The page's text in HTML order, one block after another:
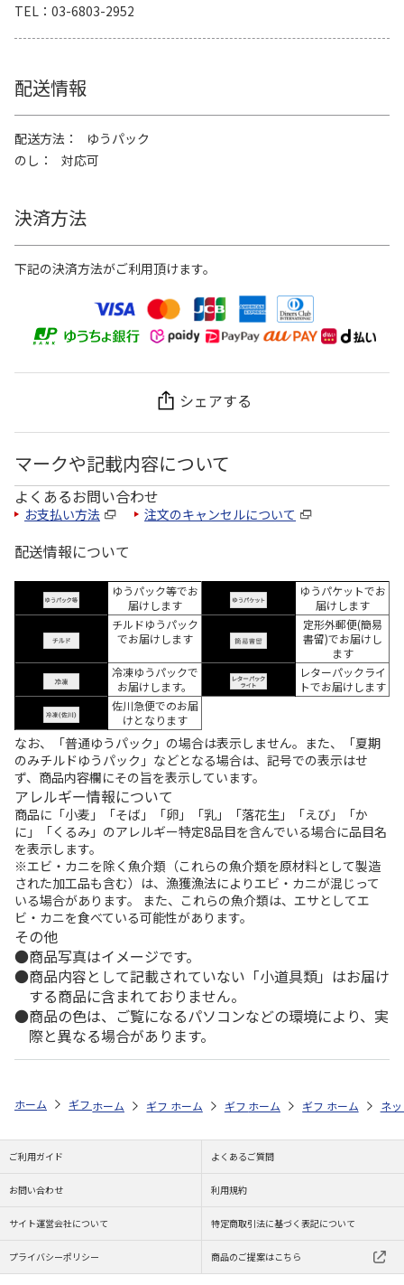
TEL
03-6803-2952
配送情報
配送方法
ゆうパック
のし
対応可
決済方法
下記の決済方法がご利用頂けます。
シェアする
マークや記載内容について
よくあるお問い合わせ
お支払い方法 注文のキャンセルについて
配送情報について
ゆうパック等でお
届けします
ゆうパケットでお
届けします
チルドゆうパック
でお届けします
定形外郵便(簡易
書留)でお届けし
ます
冷凍ゆうパックで
お届けします。
レターパックライ
トでお届けします
佐川急便でのお届
けとなります
なお、「普通ゆうパック」の場合は表示しません。また、「夏期
のみチルドゆうパック」などとなる場合は、記号での表示はせ
ず、商品内容欄にその旨を表示しています。
アレルギー情報について
商品に「小麦」「そば」「卵」「乳」「落花生」「えび」「か
に」「くるみ」のアレルギー特定8品目を含んでいる場合に品目名
を表示します。
※エビ・カニを除く魚介類（これらの魚介類を原材料として製造
された加工品も含む）は、漁獲漁法によりエビ・カニが混じって
いる場合があります。 また、これらの魚介類は、エサとしてエ
ビ・カニを食べている可能性があります。
その他
商品写真はイメージです。
商品内容として記載されていない「小道具類」はお届け
する商品に含まれておりません。
商品の色は、ご覧になるパソコンなどの環境により、実
際と異なる場合があります。
ホーム ギフトストア お中元・夏ギフト特集 2026 そうめん・麺類
ホーム ギフトストア お中元・夏ギフト特集 2026
ホーム ギフトストア お中元・夏ギフト
ホーム ギフトストア お
ホーム ネ
ご利用ガイド よくあるご質問
お問い合わせ 利用規約
サイト運営会社について 特定商取引法に基づく表記について
プライバシーポリシー 商品のご提案はこちら